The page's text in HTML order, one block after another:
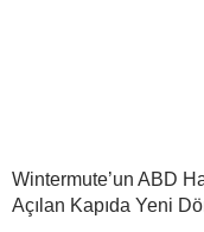
Wintermute’un ABD
Açılan Kapıda Yeni